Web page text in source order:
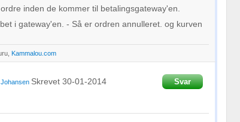
inden de kommer til betalingsgateway'en.
i gateway'en. - Så er ordren annulleret. og kurven
Kammalou.com
Skrevet 30-01-2014
Svar
fra forskellige